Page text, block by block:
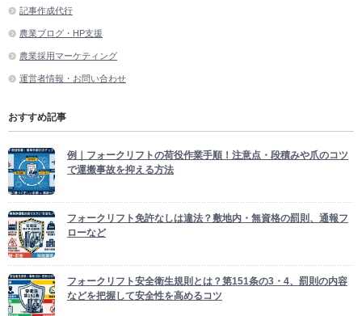
記事作成代行
農業ブログ・HP支援
農業採用マーケティング
運営者情報・お問い合わせ
おすすめ記事
例｜フォークリフトの荷役作業手順！注意点・段積みや爪のコツ
で運搬事故を抑える方法
フォークリフト免許なしは違法？敷地内・無資格の罰則、通報フ
ローなど
フォークリフト安全衛生規則とは？第151条の3・4、罰則の内容
などを把握して安全性を高めるコツ